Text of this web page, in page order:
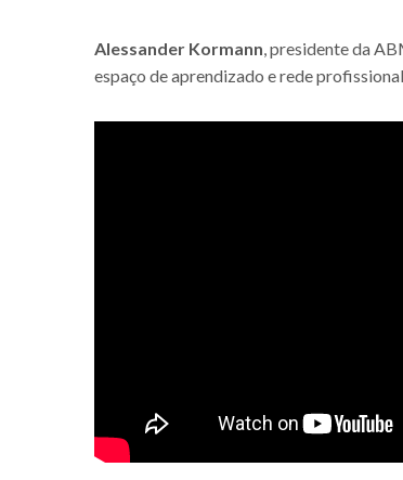
Alessander Kormann, presidente da
espaço de aprendizado e rede